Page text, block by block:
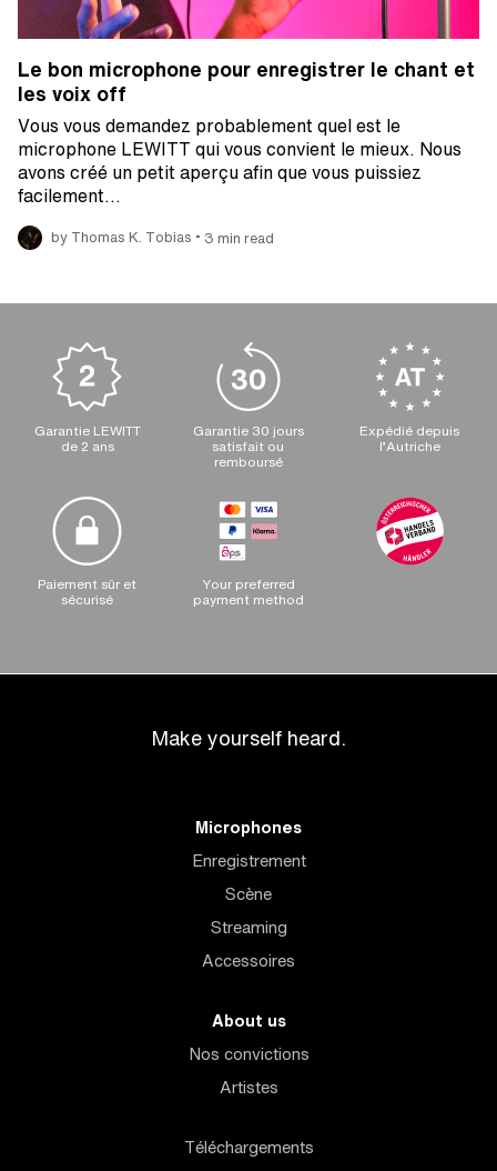
Le bon microphone pour enregistrer le chant et
les voix off
Vous vous demandez probablement quel est le
microphone LEWITT qui vous convient le mieux. Nous
avons créé un petit aperçu afin que vous puissiez
facilement…
by Thomas K. Tobias • 3 min read
Garantie LEWITT
de 2 ans
Garantie 30 jours
satisfait ou
remboursé
Expédié depuis
l’Autriche
Paiement sûr et
sécurisé
Your preferred
payment method
Make yourself heard.
Microphones
Enregistrement
Scène
Streaming
Accessoires
About us
Nos convictions
Artistes
Téléchargements